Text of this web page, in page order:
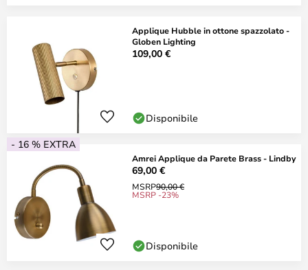
Applique Hubble in ottone spazzolato -
Globen Lighting
109,00 €
Disponibile
- 16 % EXTRA
Amrei Applique da Parete Brass - Lindby
69,00 €
MSRP90,00 €
MSRP -23%
Disponibile